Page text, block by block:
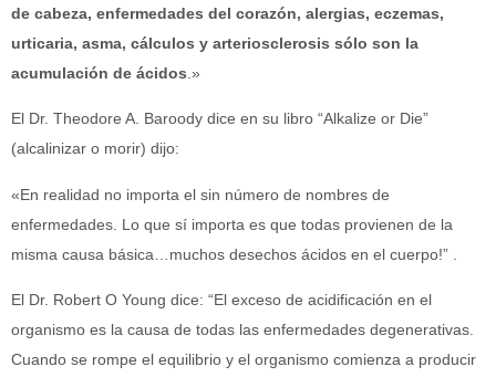
de cabeza, enfermedades del corazón, alergias, eczemas,
urticaria, asma, cálculos y arteriosclerosis sólo son la
acumulación de ácidos .»
El Dr. Theodore A. Baroody dice en su libro “Alkalize or Die”
(alcalinizar o morir) dijo:
«En realidad no importa el sin número de nombres de
enfermedades. Lo que sí importa es que todas provienen de la
misma causa básica…muchos desechos ácidos en el cuerpo!” .
El Dr. Robert O Young dice: “El exceso de acidificación en el
organismo es la causa de todas las enfermedades degenerativas.
Cuando se rompe el equilibrio y el organismo comienza a producir